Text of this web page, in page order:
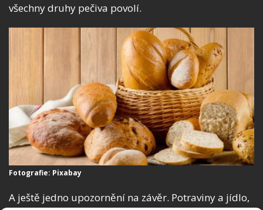
všechny druhy pečiva povolí.
Fotografie: Pixabay
A ještě jedno upozornění na závěr. Potraviny a jídlo,